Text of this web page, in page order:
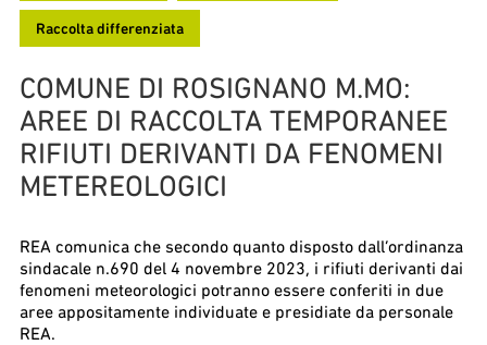
Raccolta differenziata
COMUNE DI ROSIGNANO M.MO:
AREE DI RACCOLTA TEMPORANEE
RIFIUTI DERIVANTI DA FENOMENI
METEREOLOGICI
REA comunica che secondo quanto disposto dall’ordinanza
sindacale n.690 del 4 novembre 2023, i rifiuti derivanti dai
fenomeni meteorologici potranno essere conferiti in due
aree appositamente individuate e presidiate da personale
REA.